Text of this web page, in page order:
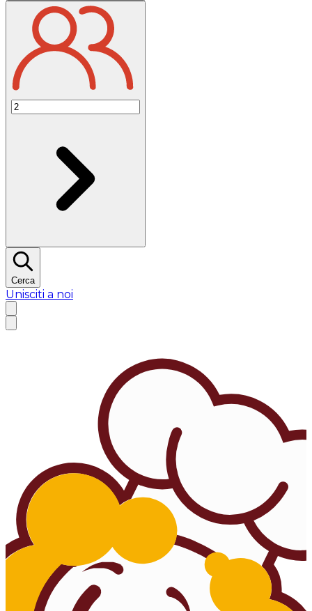
Cerca
Unisciti a noi